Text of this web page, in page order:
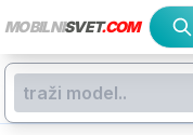
MOBILNISVET.COM